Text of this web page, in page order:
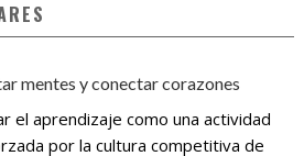
mentes y conectar corazones
el aprendizaje como una actividad
por la cultura competitiva de